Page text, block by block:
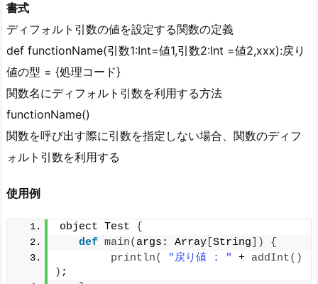
書式
ディフォルト引数の値を設定する関数の定義
def functionName(引数1:Int=値1,引数2:Int =値2,xxx):戻り
値の型 = {処理コード}
関数名にディフォルト引数を利用する方法
functionName()
関数を呼び出す際に引数を指定しない場合、関数のディフ
ォルト引数を利用する
使用例
object Test {
def main( args: Array String ])
{
println( "戻り値 : " + addInt()
) ;